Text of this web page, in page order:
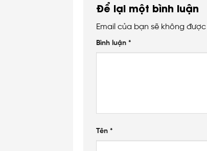
Để lại một bình luận
Email của bạn sẽ không
Bình luận *
Tên *